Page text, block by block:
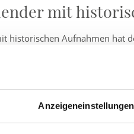
Anzeigeneinstellungen
mit
historischen Aufnahmen hat
der Kalender schwarz-weiß
Insbesondere bei